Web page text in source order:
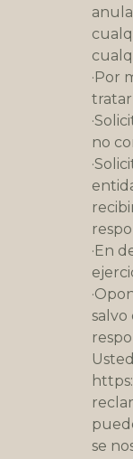
·Por
tratar
no
·En
salvo
se